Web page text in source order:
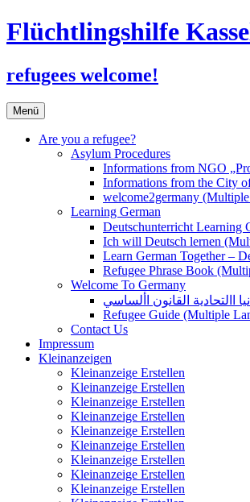
Flüchtlingshilfe
refugees welcome!
Menü Zum
Inhalt
springen
Are you a refugee?
Asylum Procedures
Informations from NGO
Informations from the City
welcome2germany
Learning German
Ich will Deutsch lernen
Learn German Together –
Refugee Phrase Book
Welcome To Germany
Refugee Guide (Multiple
Contact Us
Impressum
Kleinanzeigen
Kleinanzeige Erstellen
Kleinanzeige Erstellen
Kleinanzeige Erstellen
Kleinanzeige Erstellen
Kleinanzeige Erstellen
Kleinanzeige Erstellen
Kleinanzeige Erstellen
Kleinanzeige Erstellen
Kleinanzeige Erstellen